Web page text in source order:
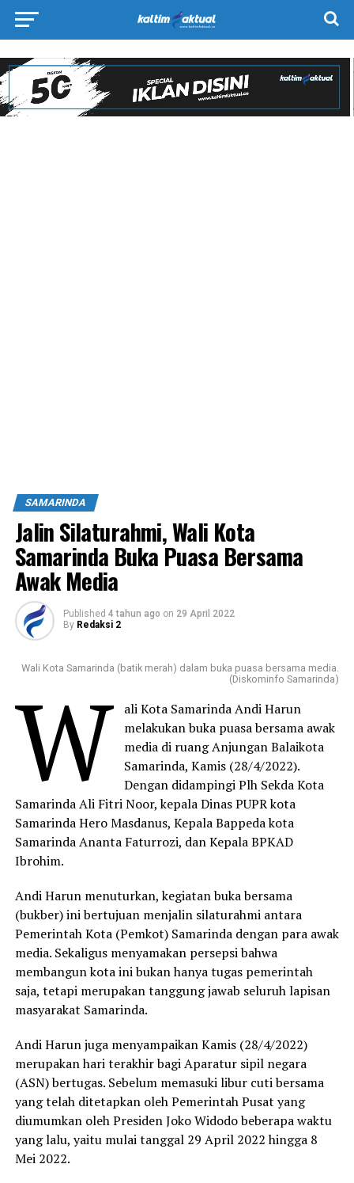
SAMARINDA
Jalin Silaturahmi, Wali Kota
Samarinda Buka Puasa Bersama
Awak Media
Published 4 tahun ago on 29 April 2022
By Redaksi 2
Wali Kota Samarinda (batik merah) dalam buka puasa bersama media.
(Diskominfo Samarinda)
W
ali Kota Samarinda Andi Harun
melakukan buka puasa bersama awak
media di ruang Anjungan Balaikota
Samarinda, Kamis (28/4/2022).
Dengan didampingi Plh Sekda Kota
Samarinda Ali Fitri Noor, kepala Dinas PUPR kota
Samarinda Hero Masdanus, Kepala Bappeda kota
Samarinda Ananta Faturrozi, dan Kepala BPKAD
Ibrohim.
Andi Harun menuturkan, kegiatan buka bersama
(bukber) ini bertujuan menjalin silaturahmi antara
Pemerintah Kota (Pemkot) Samarinda dengan para awak
media. Sekaligus menyamakan persepsi bahwa
membangun kota ini bukan hanya tugas pemerintah
saja, tetapi merupakan tanggung jawab seluruh lapisan
masyarakat Samarinda.
Andi Harun juga menyampaikan Kamis (28/4/2022)
merupakan hari terakhir bagi Aparatur sipil negara
(ASN) bertugas. Sebelum memasuki libur cuti bersama
yang telah ditetapkan oleh Pemerintah Pusat yang
diumumkan oleh Presiden Joko Widodo beberapa waktu
yang lalu, yaitu mulai tanggal 29 April 2022 hingga 8
Mei 2022.